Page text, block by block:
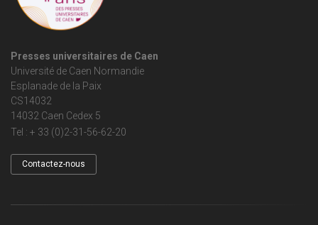
Presses universitaires de Caen
Université de Caen Normandie
Esplanade de la Paix
CS14032
14032 Caen Cedex 5
Tel : + 33 (0)2-31-56-62-20
Contactez-nous